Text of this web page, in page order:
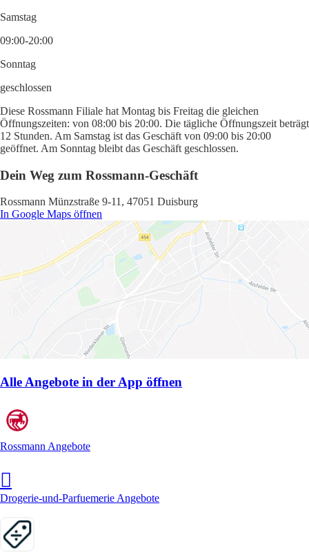
Samstag
09:00-20:00
Sonntag
geschlossen
Diese Rossmann Filiale hat Montag bis Freitag die gleichen
Öffnungszeiten: von 08:00 bis 20:00. Die tägliche Öffnungszeit beträgt
12 Stunden. Am Samstag ist das Geschäft von 09:00 bis 20:00
geöffnet. Am Sonntag bleibt das Geschäft geschlossen.
Dein Weg zum Rossmann-Geschäft
Rossmann Münzstraße 9-11, 47051 Duisburg
In Google Maps öffnen
Alle Angebote in der App öffnen
Rossmann Angebote
Drogerie-und-Parfuemerie Angebote